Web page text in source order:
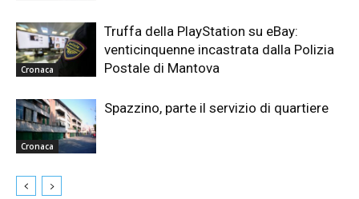
Cronaca
Truffa della PlayStation su eBay:
venticinquenne incastrata dalla Polizia
Postale di Mantova
Cronaca
Spazzino, parte il servizio di quartiere